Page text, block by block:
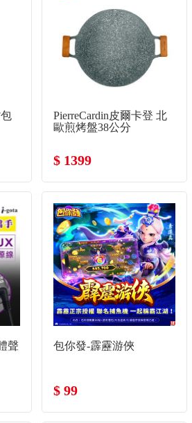
PierreCardin皮爾卡登 北
歐煎烤盤38公分
$ 1399
聲
包你發-霹靂游俠
$ 99